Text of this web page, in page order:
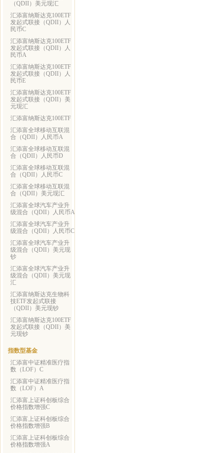
（QDII）美元现汇
汇添富纳斯达克100ETF
发起式联接（QDII）人
民币C
汇添富纳斯达克100ETF
发起式联接（QDII）人
民币A
汇添富纳斯达克100ETF
发起式联接（QDII）人
民币E
汇添富纳斯达克100ETF
发起式联接（QDII）美
元现汇
汇添富纳斯达克100ETF
汇添富全球移动互联混
合（QDII）人民币A
汇添富全球移动互联混
合（QDII）人民币D
汇添富全球移动互联混
合（QDII）人民币C
汇添富全球移动互联混
合（QDII）美元现汇
汇添富全球汽车产业升
级混合（QDII）人民币A
汇添富全球汽车产业升
级混合（QDII）人民币C
汇添富全球汽车产业升
级混合（QDII）美元现
钞
汇添富全球汽车产业升
级混合（QDII）美元现
汇
汇添富纳斯达克生物科
技ETF发起式联接
（QDII）美元现钞
汇添富纳斯达克100ETF
发起式联接（QDII）美
元现钞
指数型基金
汇添富中证精准医疗指
数（LOF）C
汇添富中证精准医疗指
数（LOF）A
汇添富上证科创板综合
价格指数增强C
汇添富上证科创板综合
价格指数增强B
汇添富上证科创板综合
价格指数增强A